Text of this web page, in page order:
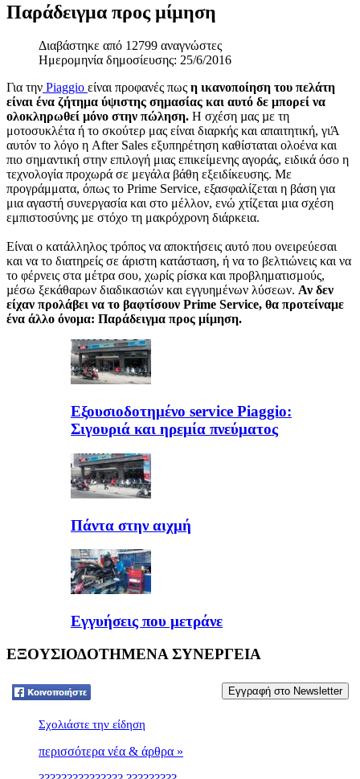
Παράδειγμα προς µίµηση
Διαβάστηκε από 12799 αναγνώστες
Ημερομηνία δημοσίευσης: 25/6/2016
Για την Piaggio είναι προφανές πως η ικανοποίηση του πελάτη
είναι ένα ζήτημα ύψιστης σημασίας και αυτό δε μπορεί να
ολοκληρωθεί µόνο στην πώληση. Η σχέση µας µε τη
μοτοσυκλέτα ή το σκούτερ μας είναι διαρκής και απαιτητική, γιΆ
αυτόν το λόγο η After Sales εξυπηρέτηση καθίσταται ολοένα και
πιο σημαντική στην επιλογή μιας επικείμενης αγοράς, ειδικά όσο η
τεχνολογία προχωρά σε μεγάλα βάθη εξειδίκευσης. Με
προγράμματα, όπως το Prime Service, εξασφαλίζεται η βάση για
μια αγαστή συνεργασία και στο μέλλον, ενώ χτίζεται μια σχέση
εμπιστοσύνης µε στόχο τη μακρόχρονη διάρκεια.
Είναι ο κατάλληλος τρόπος να αποκτήσεις αυτό που ονειρεύεσαι
και να το διατηρείς σε άριστη κατάσταση, ή να το βελτιώνεις και να
το φέρνεις στα μέτρα σου, χωρίς ρίσκα και προβληματισμούς,
µέσω ξεκάθαρων διαδικασιών και εγγυημένων λύσεων. Αν δεν
είχαν προλάβει να το βαφτίσουν Prime Service, θα προτείναμε
ένα άλλο όνομα: Παράδειγμα προς μίμηση.
Εξουσιοδοτημένο service Piaggio:
Σιγουριά και ηρεμία πνεύματος
Πάντα στην αιχμή
Εγγυήσεις που μετράνε
ΕΞΟΥΣΙΟΔΟΤΗΜΕΝΑ ΣΥΝΕΡΓΕΙΑ
Tweet
Σχολιάστε την είδηση
περισσότερα νέα & άρθρα »